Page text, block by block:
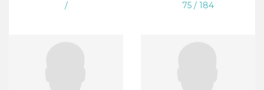
/
75 / 184